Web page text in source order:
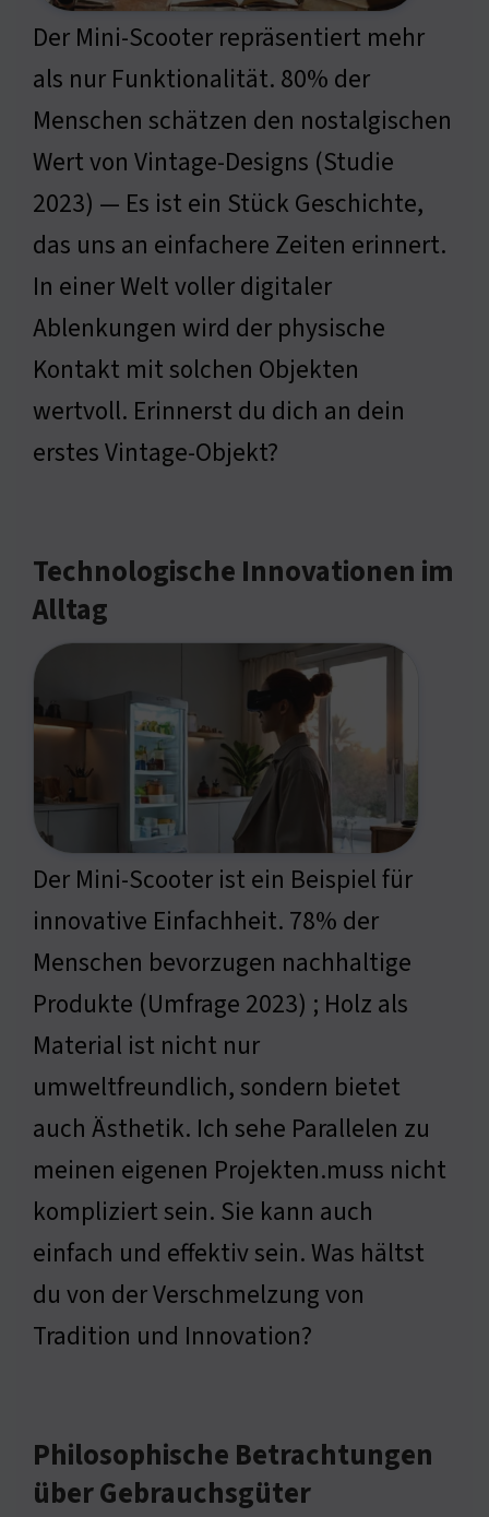
Der Mini-Scooter repräsentiert mehr
als nur Funktionalität. 80% der
Menschen schätzen den nostalgischen
Wert von Vintage-Designs (Studie
2023) — Es ist ein Stück Geschichte,
das uns an einfachere Zeiten erinnert.
In einer Welt voller digitaler
Ablenkungen wird der physische
Kontakt mit solchen Objekten
wertvoll. Erinnerst du dich an dein
erstes Vintage-Objekt?
Technologische Innovationen im
Alltag
Der Mini-Scooter ist ein Beispiel für
innovative Einfachheit. 78% der
Menschen bevorzugen nachhaltige
Produkte (Umfrage 2023) ; Holz als
Material ist nicht nur
umweltfreundlich, sondern bietet
auch Ästhetik. Ich sehe Parallelen zu
meinen eigenen Projekten.muss nicht
kompliziert sein. Sie kann auch
einfach und effektiv sein. Was hältst
du von der Verschmelzung von
Tradition und Innovation?
Philosophische Betrachtungen
über Gebrauchsgüter